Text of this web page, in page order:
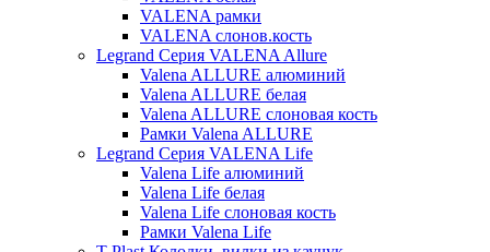
VALENA рамки
VALENA слонов.кость
Legrand Серия VALENA Allure
Valena ALLURE алюминий
Valena ALLURE белая
Valena ALLURE слоновая кость
Рамки Valena ALLURE
Legrand Серия VALENA Life
Valena Life алюминий
Valena Life белая
Valena Life слоновая кость
Рамки Valena Life